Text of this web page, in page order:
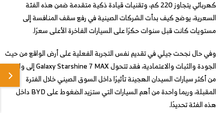
كهربائي يتجاوز 220 كم، وتقنيات قيادة ذكية متقدمة ضمن هذه الفئة
السعرية، يوضح كيف بدأت الشركات الصينية في رفع سقف المنافسة إلى
مستويات كانت قبل سنوات حكرًا على السيارات الفاخرة الأعلى سعرًا.
وفي حال نجحت جيلي في تقديم نفس التجربة الفعلية على أرض الواقع من حيث
الجودة والثبات والاعتمادية، فقد تتحول Galaxy Starshine 7 MAX إلى واحدة
من أكثر سيارات السيدان الهجينة تأثيرًا داخل السوق الصيني خلال الفترة
المقبلة، وربما واحدة من أهم السيارات التي ستزيد الضغوط على BYD داخل
هذه الفئة تحديدًا.